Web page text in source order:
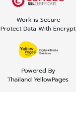
Work is Secure
Protect Data With Encrypt
Powered By
Thailand YellowPages